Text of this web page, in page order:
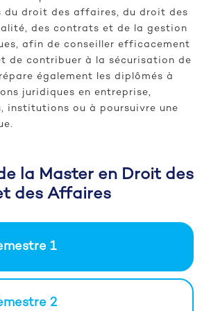
du droit des affaires, du droit des
des contrats et de la gestion
afin de conseiller efficacement
de contribuer à la sécurisation de
également les diplômés à
juridiques en entreprise,
institutions ou à poursuivre une
la Master en Droit des
des Affaires
1
2